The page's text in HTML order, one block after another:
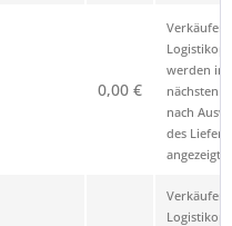
0,00 €
Verkäufer
werden im
nächsten
nach
des
angezeigt.
Verkäufer